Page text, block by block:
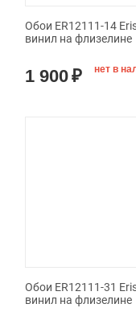
Обои ER12111-14
винил на флизелине
1 900₽ нет в
Обои ER12111-31
винил на флизелине